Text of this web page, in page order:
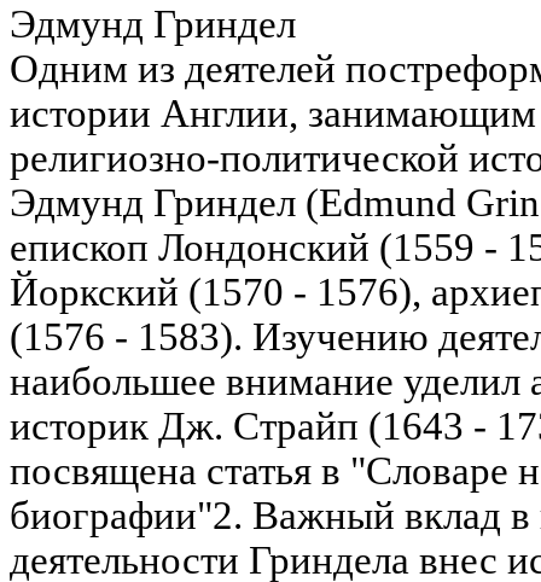
Эдмунд Гриндел
Одним из деятелей
истории Англии, занимающим
религиозно-политической
Эдмунд Гриндел (Edmund
епископ Лондонский (1559 -
Йоркский (1570 - 1576),
(1576 - 1583). Изучению
наибольшее внимание уделил
историк Дж. Страйп (1643 -
посвящена статья в "Словаре
биографии"2. Важный вклад
деятельности Гриндела внес